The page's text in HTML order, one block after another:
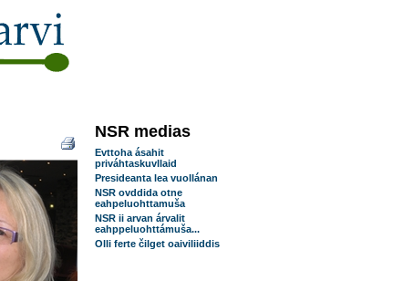
NSR medias
Evttoha ásahit
priváhtaskuvllaid
Presideanta lea vuollánan
NSR ovddida otne
eahpeluohttamuša
NSR ii arvan árvalit
eahppeluohttámuša...
Olli ferte čilget oaiviliiddis